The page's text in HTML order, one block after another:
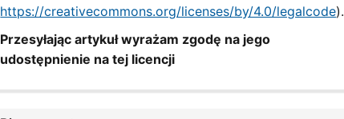
https://creativecommons.org/licenses/by/4.0/legalcode).
Przesyłając artykuł wyrażam zgodę na jego
udostępnienie na tej licencji